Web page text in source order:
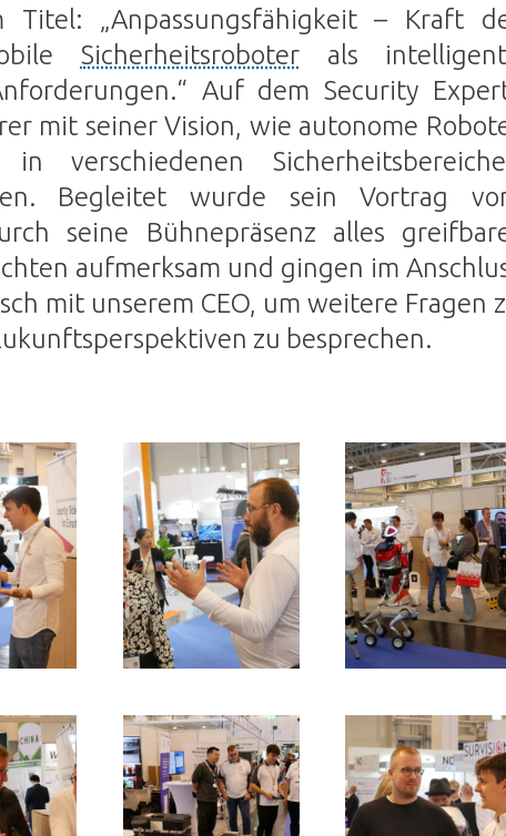
Titel: „Anpassungsfähigkeit – Kraft
Sicherheitsroboterals
Auf dem Security
mit seiner Vision, wie autonome
verschiedenen
Begleitet wurde sein Vortrag
seine Bühnepräsenz alles
aufmerksam und gingen im
mit unserem CEO, um weitere Fragen
zu besprechen.